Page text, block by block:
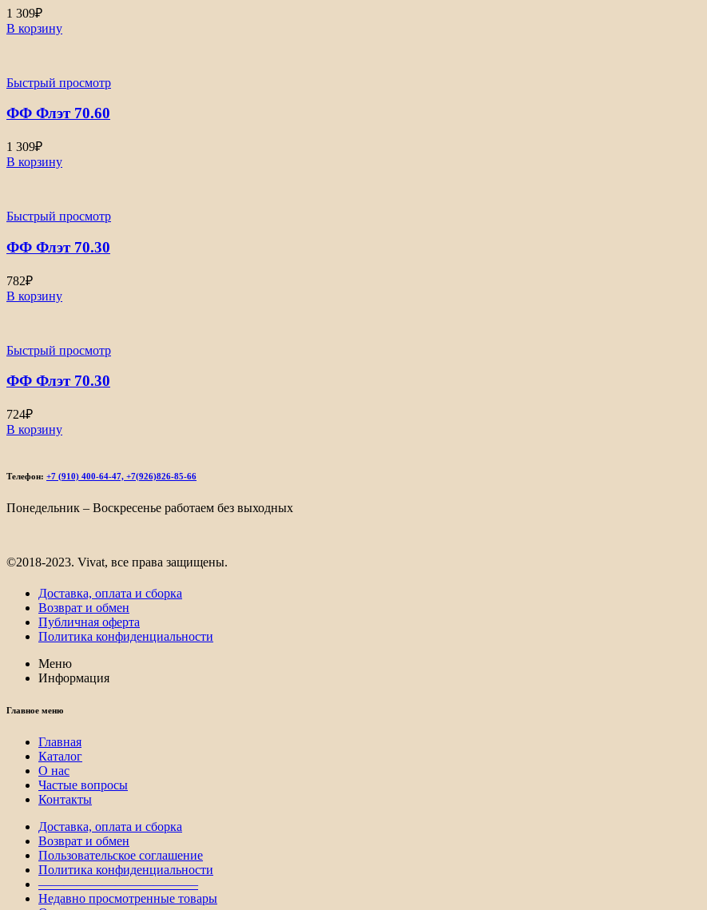
1 309₽
В корзину
Быстрый просмотр
ФФ Флэт 70.60
1 309₽
В корзину
Быстрый просмотр
ФФ Флэт 70.30
782₽
В корзину
Быстрый просмотр
ФФ Флэт 70.30
724₽
В корзину
Телефон: +7 (910) 400-64-47, +7(926)826-85-66
Понедельник – Воскресенье работаем без выходных
©2018-2023. Vivat, все права защищены.
Доставка, оплата и сборка
Возврат и обмен
Публичная оферта
Политика конфиденциальности
Меню
Информация
Главное меню
Главная
Каталог
О нас
Частые вопросы
Контакты
Доставка, оплата и сборка
Возврат и обмен
Пользовательское соглашение
Политика конфиденциальности
————————————–
Недавно просмотренные товары